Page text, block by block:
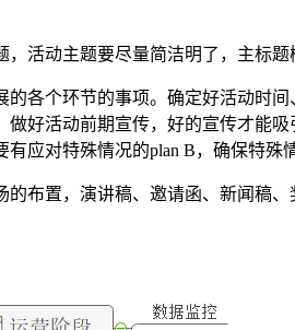
活动主题要尽量简洁明了，主标题
各个环节的事项。确定好活动时
好活动前期宣传，好的宣传才能
应对特殊情况的plan B，确保特殊
布置，演讲稿、邀请函、新闻稿